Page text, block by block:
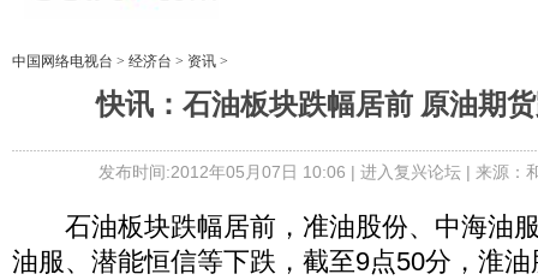
中国网络电视台 > 经济台 > 资讯 >
快讯：石油板块跌幅居前 原油期
发布时间:2012年05月07日 10:06 | 进入复兴论坛| 来源：
石油板块跌幅居前，准油股份、中海油
油服、潜能恒信等下跌，截至9点50分，淮